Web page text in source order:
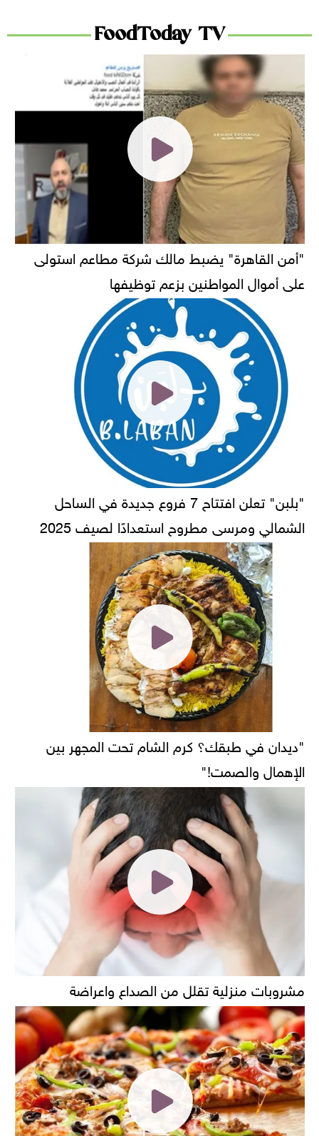
FoodToday TV
"أمن القاهرة" يضبط مالك شركة مطاعم استولى
على أموال المواطنين بزعم توظيفها
"بلبن" تعلن افتتاح 7 فروع جديدة في الساحل
الشمالي ومرسى مطروح استعدادًا لصيف 2025
"ديدان في طبقك؟ كرم الشام تحت المجهر بين
الإهمال والصمت!"
مشروبات منزلية تقلل من الصداع واعراضة